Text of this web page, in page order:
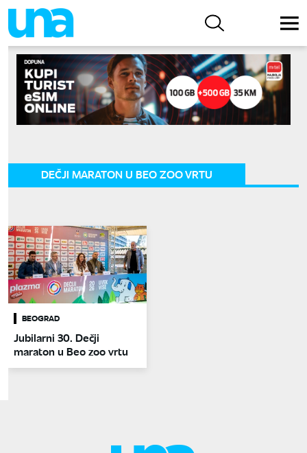
DEČJI MARATON U BEO ZOO VRTU
BEOGRAD
Jubilarni 30. Dečji
maraton u Beo zoo vrtu